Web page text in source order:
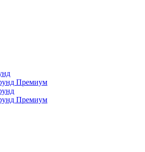
Премиум
Премиум